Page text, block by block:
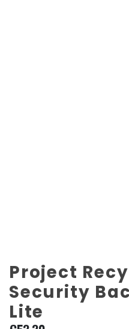
Project
Security
Lite